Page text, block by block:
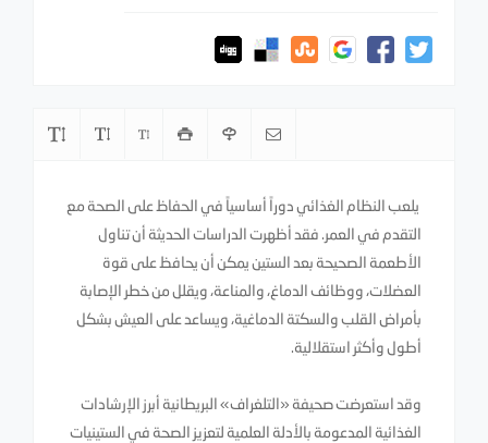
يلعب النظام الغذائي دوراً أساسياً في الحفاظ على الصحة مع
التقدم في العمر. فقد أظهرت الدراسات الحديثة أن تناول
الأطعمة الصحيحة بعد الستين يمكن أن يحافظ على قوة
العضلات، ووظائف الدماغ، والمناعة، ويقلل من خطر الإصابة
بأمراض القلب والسكتة الدماغية، ويساعد على العيش بشكل
أطول وأكثر استقلالية.
وقد استعرضت صحيفة «التلغراف» البريطانية أبرز الإرشادات
الغذائية المدعومة بالأدلة العلمية لتعزيز الصحة في الستينيات